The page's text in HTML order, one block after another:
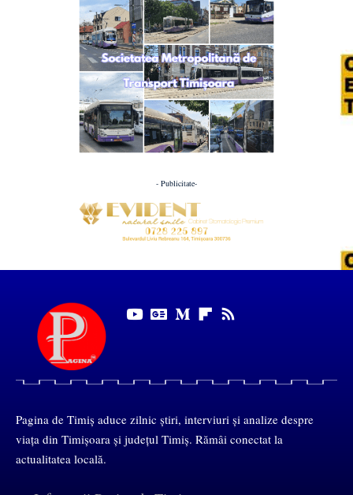
- Publicitate-
Pagina de Timiș aduce zilnic știri, interviuri și analize despre
viața din Timișoara și județul Timiș. Rămâi conectat la
actualitatea locală.